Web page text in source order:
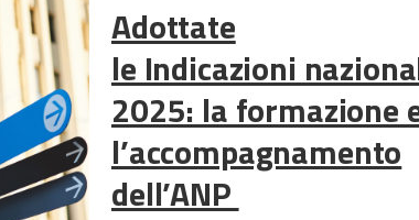
Adottate
le Indicazioni
2025: la formazione
l’accompagnamento
dell’ANP